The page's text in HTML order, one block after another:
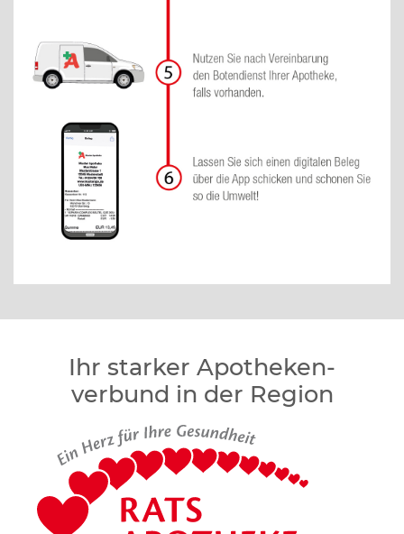
Ihr starker Apotheken­
verbund in der Region